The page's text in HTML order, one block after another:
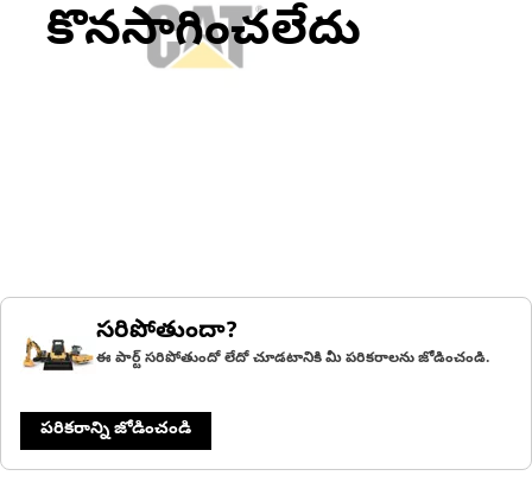
కొనసాగించలేదు
సరిపోతుందా?
ఈ పార్ట్ సరిపోతుందో లేదో చూడటానికి మీ పరికరాలను జోడించండి.
పరికరాన్ని జోడించండి